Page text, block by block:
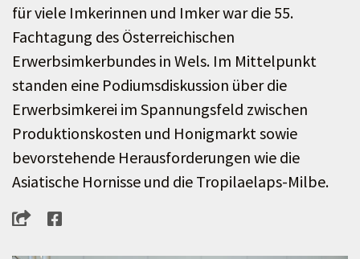
für viele Imkerinnen und Imker war die 55.
Fachtagung des Österreichischen
Erwerbsimkerbundes in Wels. Im Mittelpunkt
standen eine Podiumsdiskussion über die
Erwerbsimkerei im Spannungsfeld zwischen
Produktionskosten und Honigmarkt sowie
bevorstehende Herausforderungen wie die
Asiatische Hornisse und die Tropilaelaps-Milbe.